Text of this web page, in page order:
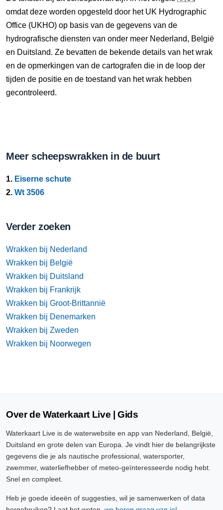
omdat deze worden opgesteld door het UK Hydrographic
Office (UKHO) op basis van de gegevens van de
hydrografische diensten van onder meer Nederland, België
en Duitsland. Ze bevatten de bekende details van het wrak
en de opmerkingen van de cartografen die in de loop der
tijden de positie en de toestand van het wrak hebben
gecontroleerd.
Meer scheepswrakken in de buurt
1. Eiserne schute
2. Wt 3506
Verder zoeken
Wrakken bij Nederland
Wrakken bij België
Wrakken bij Duitsland
Wrakken bij Frankrijk
Wrakken bij Groot-Brittannië
Wrakken bij Denemarken
Wrakken bij Zweden
Wrakken bij Noorwegen
Over de Waterkaart Live | Gids
Waterkaart Live is de waterwebsite en app van Nederland, België,
Duitsland en grote delen van Europa. Je vindt hier de belangrijkste
gegevens die je als nautische professional, watersporter,
zwemmer, waterliefhebber of meteo-geïnteresseerde nodig hebt.
Snel en compleet.
Heb je goede ideeën of suggesties, wil je samenwerken of data